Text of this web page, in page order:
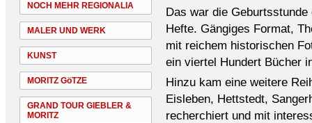
NOCH MEHR REGIONALIA
MALER UND WERK
KUNST
MORITZ GöTZE
GRAND TOUR GIEBLER &
MORITZ
Das war die
Hefte. Gängiges Format,
mit reichem historischen
ein viertel Hundert Bücher
Hinzu kam eine weitere
Eisleben, Hettstedt,
recherchiert und mit